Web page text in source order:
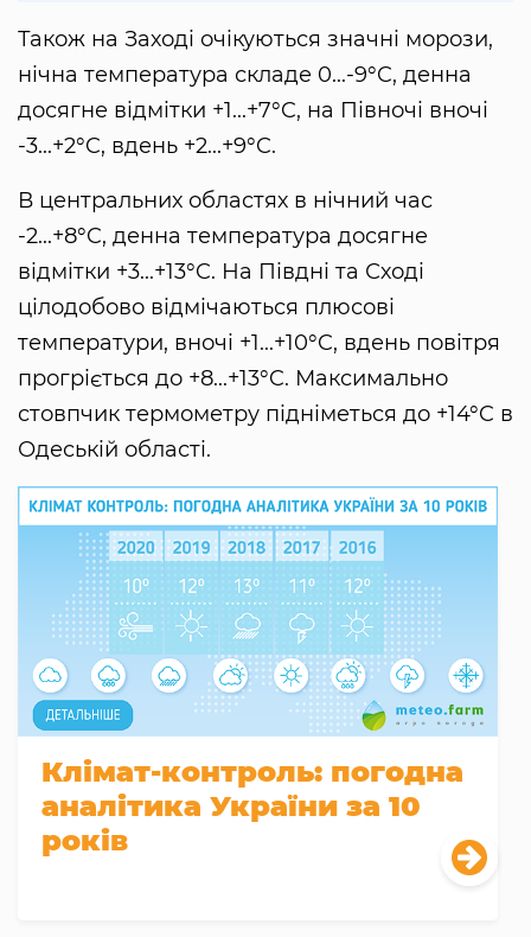
Також на Заході очікуються значні морози,
нічна температура складе 0...-9°C, денна
досягне відмітки +1...+7°C, на Півночі вночі
-3...+2°C, вдень +2...+9°C.
В центральних областях в нічний час
-2...+8°C, денна температура досягне
відмітки +3...+13°C. На Півдні та Сході
цілодобово відмічаються плюсові
температури, вночі +1...+10°C, вдень повітря
прогріється до +8...+13°C. Максимально
стовпчик термометру підніметься до +14°C в
Одеській області.
Клімат-контроль: погодна
аналітика України за 10
років